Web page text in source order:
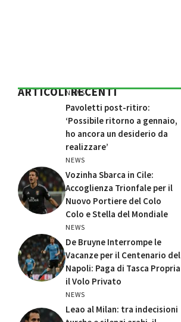
ARTICOLI RECENTI
NEWS
Pavoletti post-ritiro:
‘Possibile ritorno a gennaio,
ho ancora un desiderio da
realizzare’
NEWS
Vozinha Sbarca in Cile:
Accoglienza Trionfale per il
Nuovo Portiere del Colo
Colo e Stella del Mondiale
NEWS
De Bruyne Interrompe le
Vacanze per il Centenario del
Napoli: Paga di Tasca Propria
il Volo Privato
NEWS
Leao al Milan: tra indecisioni